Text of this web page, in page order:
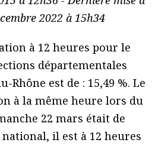
2022 à 15h34
à 12 heures pour le
départementales
Rhône est de : 15,49 %. Le
à la même heure lors du
22 mars était de
national, il est à 12 heures